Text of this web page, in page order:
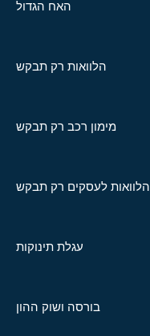
האח הגדול
הלוואות רק תבקש
מימון רכב רק תבקש
הלוואות לעסקים רק תבקש
עגלת תינוקות
בורסה ושוק ההון